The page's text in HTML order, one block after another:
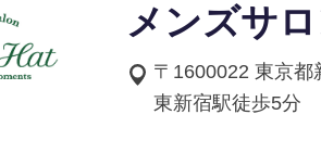
メンズサ
〒1600022 東京都
東新宿駅徒歩5分